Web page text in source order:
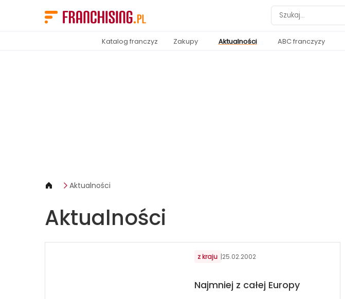
Katalog franczyz Zakupy Aktualności ABC franczyzy
Aktualności
Aktualności
z kraju |25.02.2002
Najmniej z całej Europy